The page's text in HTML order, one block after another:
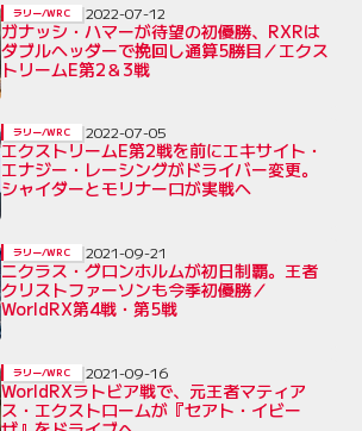
ガナッシ・ハマーが待望の初優勝、RXRは
ダブルヘッダーで挽回し通算5勝目／エクス
トリームE第2＆3戦
ラリー/WRC 2022-07-12
エクストリームE第2戦を前にエキサイト・
エナジー・レーシングがドライバー変更。
シャイダーとモリナーロが実戦へ
ラリー/WRC 2022-07-05
ニクラス・グロンホルムが初日制覇。王者
クリストファーソンも今季初優勝／
WorldRX第4戦・第5戦
ラリー/WRC 2021-09-21
WorldRXラトビア戦で、元王者マティア
ス・エクストロームが『セアト・イビー
ラリー/WRC 2021-09-16